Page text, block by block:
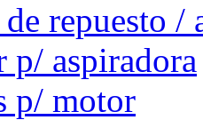
repuesto /
p/ aspiradora
p/ motor